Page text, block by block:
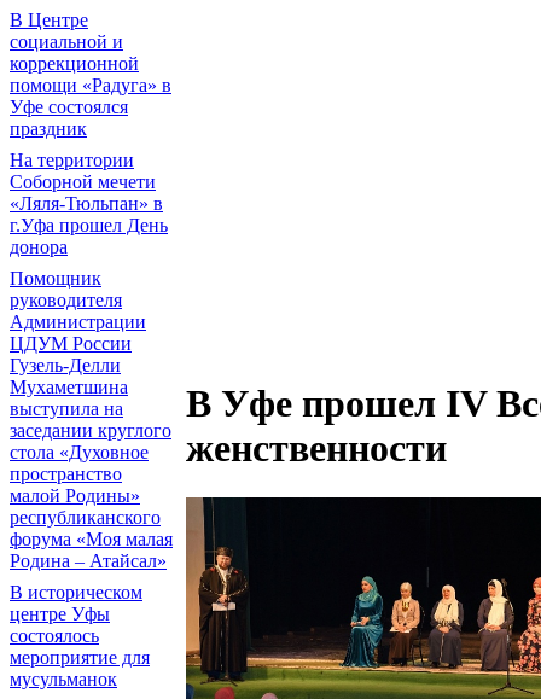
В Центре
социальной и
коррекционной
помощи «Радуга» в
Уфе состоялся
праздник
На территории
Соборной мечети
«Ляля-Тюльпан» в
г.Уфа прошел День
донора
Помощник
руководителя
Администрации
ЦДУМ России
Гузель-Делли
Мухаметшина
выступила на
заседании круглого
стола «Духовное
пространство
малой Родины»
республиканского
форума «Моя малая
Родина – Атайсал»
В историческом
центре Уфы
состоялось
мероприятие для
мусульманок
В Уфе прошел IV
женственности